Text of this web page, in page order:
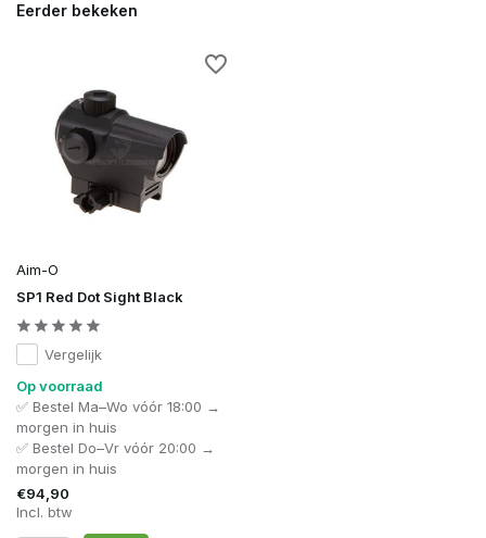
Eerder bekeken
Aim-O
SP1 Red Dot Sight Black
Vergelijk
Op voorraad
✅ Bestel Ma–Wo vóór 18:00 →
morgen in huis
✅ Bestel Do–Vr vóór 20:00 →
morgen in huis
€94,90
Incl. btw